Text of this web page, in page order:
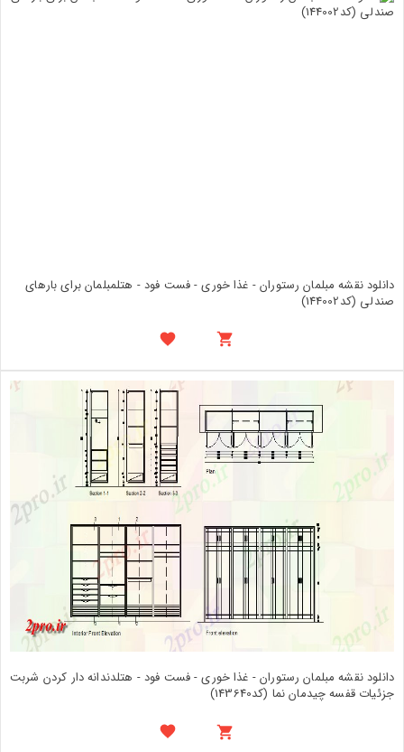
دانلود نقشه مبلمان رستوران - غذا خوری - فست فود - هتلمبلمان برای بارهای
صندلی (کد144002)
دانلود نقشه مبلمان رستوران - غذا خوری - فست فود - هتلدندانه دار کردن شربت
جزئیات قفسه چیدمان نما (کد143640)